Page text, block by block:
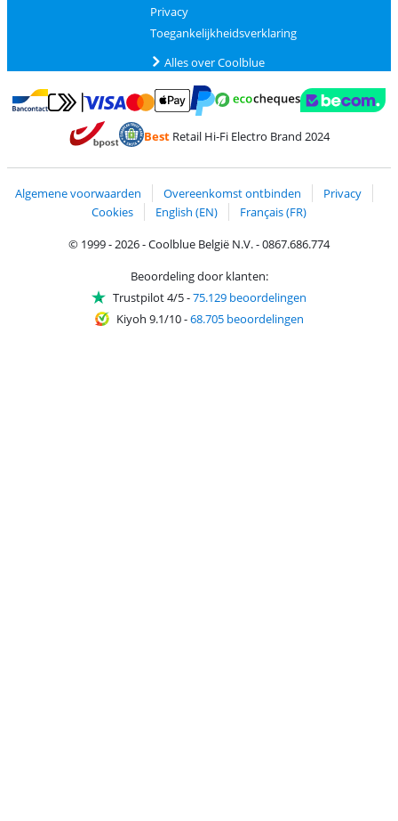
Privacy
Toegankelijkheidsverklaring
Alles over Coolblue
Betalen met Bancontact
Betalen met MasterCard en Visa via ClickToPay
Betalen met PayPal
BestRetail Hi-Fi Electro Brand 2024
Algemene voorwaarden Overeenkomst ontbinden
Privacy
Cookies
English (EN)
Français (FR)
© 1999 - 2026 - Coolblue België N.V. - 0867.686.774
Beoordeling door klanten:
Trustpilot 4/5-75.129 beoordelingen
Kiyoh 9.1/10-68.705 beoordelingen